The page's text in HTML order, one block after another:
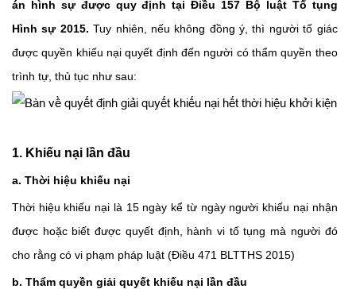
án hình sự được quy định tại Điều 157 Bộ luật Tố tụng
Hình sự 2015.Tuy nhiên, nếu không đồng ý, thì người tố giác
được quyền khiếu nại quyết định đến người có thẩm quyền theo
trình tự, thủ tục như sau:
1. Khiếu nại lần đầu
a. Thời hiệu khiếu nại
Thời hiệu khiếu nại là 15 ngày kể từ ngày người khiếu nại nhận
được hoặc biết được quyết định, hành vi tố tụng mà người đó
cho rằng có vi phạm pháp luật (Điều 471 BLTTHS 2015)
b. Thẩm quyền giải quyết khiếu nại lần đầu